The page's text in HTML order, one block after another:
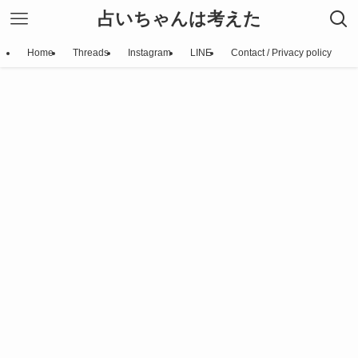
占いちゃんは考えた
Home Threads Instagram LINE Contact / Privacy policy